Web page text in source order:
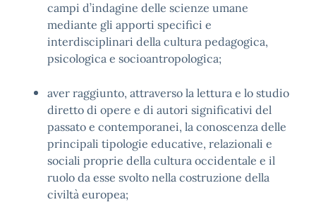
campi d’indagine delle scienze umane
mediante gli apporti specifici e
interdisciplinari della cultura pedagogica,
psicologica e socioantropologica;
aver raggiunto, attraverso la lettura e lo studio
diretto di opere e di autori significativi del
passato e contemporanei, la conoscenza delle
principali tipologie educative, relazionali e
sociali proprie della cultura occidentale e il
ruolo da esse svolto nella costruzione della
civiltà europea;